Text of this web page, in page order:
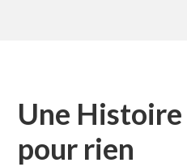
Une Histoire
pour rien